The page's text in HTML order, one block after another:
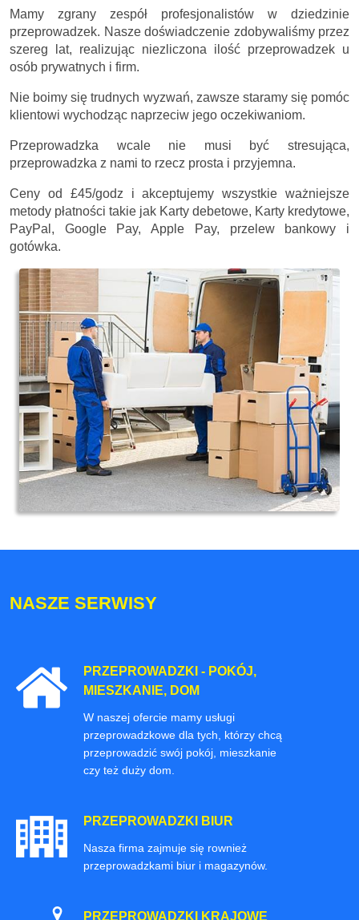
Mamy zgrany zespół profesjonalistów w dziedzinie
przeprowadzek. Nasze doświadczenie zdobywaliśmy przez
szereg lat, realizując niezliczona ilość przeprowadzek u
osób prywatnych i firm.
Nie boimy się trudnych wyzwań, zawsze staramy się pomóc
klientowi wychodząc naprzeciw jego oczekiwaniom.
Przeprowadzka wcale nie musi być stresująca,
przeprowadzka z nami to rzecz prosta i przyjemna.
Ceny od £45/godz i akceptujemy wszystkie ważniejsze
metody płatności takie jak Karty debetowe, Karty kredytowe,
PayPal, Google Pay, Apple Pay, przelew bankowy i
gotówka.
NASZE SERWISY
PRZEPROWADZKI - POKÓJ,
MIESZKANIE, DOM
W naszej ofercie mamy usługi
przeprowadzkowe dla tych, którzy chcą
przeprowadzić swój pokój, mieszkanie
czy też duży dom.
PRZEPROWADZKI BIUR
Nasza firma zajmuje się rownież
przeprowadzkami biur i magazynów.
PRZEPROWADZKI KRAJOWE